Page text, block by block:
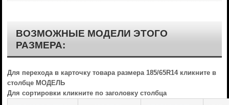
ВОЗМОЖНЫЕ МОДЕЛИ ЭТОГО
РАЗМЕРА:
Для перехода в карточку товара размера 185/65R14 кликните в
столбце МОДЕЛЬ
Для сортировки кликните по заголовку столбца